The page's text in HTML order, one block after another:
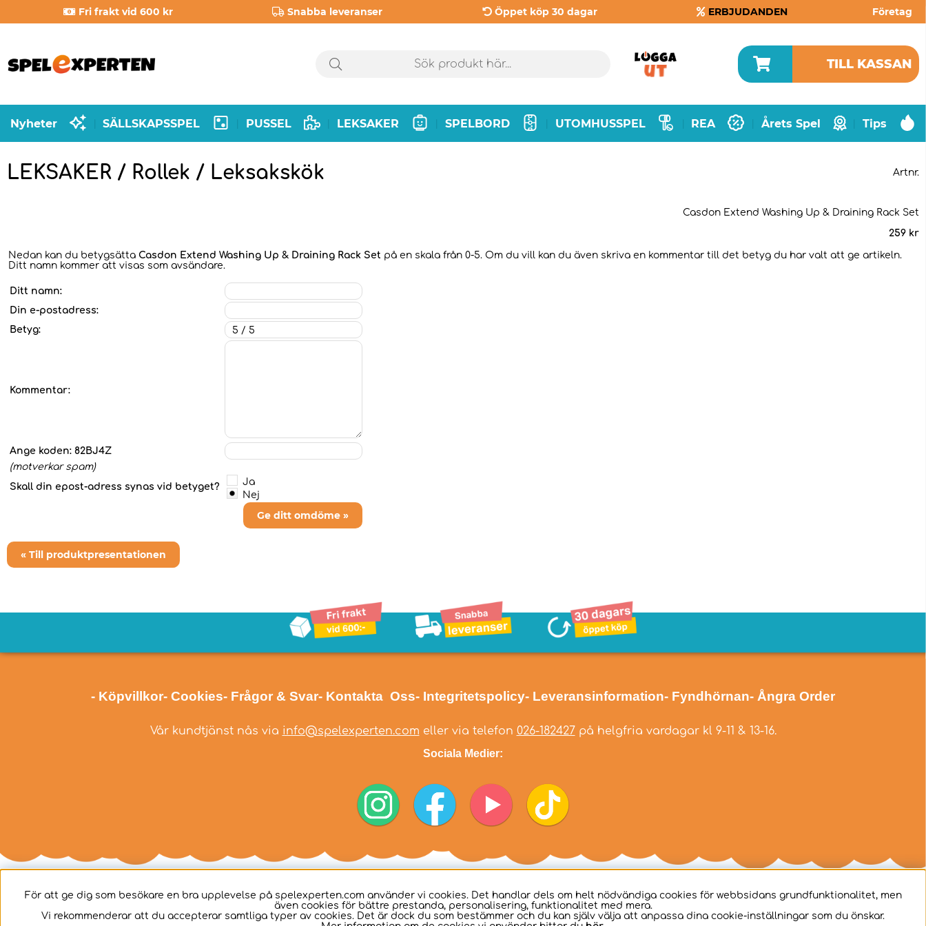
Fri frakt vid 600 kr Snabba leveranser Öppet köp 30 dagar ERBJUDANDEN Företag
TILL KASSAN
Nyheter SÄLLSKAPSSPEL PUSSEL LEKSAKER SPELBORD UTOMHUSSPEL REA Årets Spel Tips
LEKSAKER / Rollek / Leksakskök Artnr.
Casdon Extend Washing Up & Draining Rack Set
259 kr
Nedan kan du betygsätta Casdon Extend Washing Up & Draining Rack Set på en skala från 0-5. Om du vill kan du även skriva en kommentar till det betyg du har valt att ge artikeln.
Ditt namn kommer att visas som avsändare.
Ditt namn:
Din e-postadress:
Betyg:
Kommentar:
Ange koden: 82BJ4Z
(motverkar spam)
Skall din epost-adress synas vid betyget?
Ja
Nej
Ge ditt omdöme »
« Till produktpresentationen
- Köpvillkor- Cookies- Frågor & Svar- Kontakta Oss- Integritetspolicy- Leveransinformation- Fyndhörnan- Ångra Order
Vår kundtjänst nås via info@spelexperten.com eller via telefon 026-182427på helgfria vardagar kl 9-11 & 13-16.
Sociala Medier:
För att ge dig som besökare en bra upplevelse på spelexperten.com använder vi cookies. Det handlar dels om helt nödvändiga cookies för webbsidans grundfunktionalitet, men
även cookies för bättre prestanda, personalisering, funktionalitet med mera.
Vi rekommenderar att du accepterar samtliga typer av cookies. Det är dock du som bestämmer och du kan själv välja att anpassa dina cookie-inställningar som du önskar.